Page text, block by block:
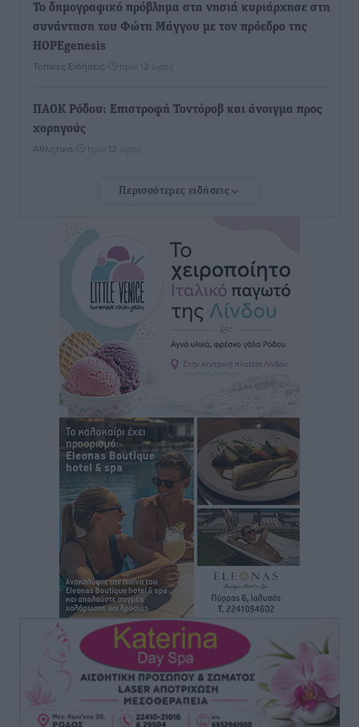
To δημογραφικό πρόβλημα στα νησιά κυριάρχησε στη
συνάντηση του Φώτη Μάγγου με τον πρόεδρο της
HOPEgenesis
Τοπικές Ειδήσεις πριν 12 ώρες
ΠΑΟΚ Ρόδου: Επιστροφή Τοντόροβ και άνοιγμα προς
χορηγούς
Αθλητικά πριν 12 ώρες
Rhodes Beyond Summer – Εκεί που το καλοκαίρι
Τοπικές Ειδήσεις
Κικίλιας: Μειώθηκαν κατά 34% οι μεταναστευτικές
ροές στα θαλάσσια σύνορα
πριν 12 ώρες
Κως: Γερμανός τουρίστας κέρδισε αποζημίωση 900
ευρώ επειδή δεν βρήκε ξαπλώστρες στις
οικογενειακές διακοπές του
Τοπικές Ειδήσεις• πριν 13 ώρες
Ο γεωεντοπισμός μέσω 112 «έσωσε» Δανό περιπατητή
Τοπικές Ειδήσεις• πριν 13 ώρες
Σύμη: Ανασύρθηκε σορός άνδρα – Εξετάζεται αν είναι
ο 8ος Γερμανός που αγνοούνταν μετά την παράσυρσή
ιστιοφόρου
Τοπικές Ειδήσεις• πριν 13 ώρες
Ερώτηση στην Ευρωπαϊκή Επιτροπή για τις
αλλεπάλληλες πυρκαγιές που ξεσπούν από μονάδες
ανακύκλωσης και ΧΥΤΑ και την επικίνδυνη έκθεση
σε καρκινογόνες τοξικές ουσίες
Ειδήσεις• πριν 13 ώρες
Περισσότερες ειδήσεις